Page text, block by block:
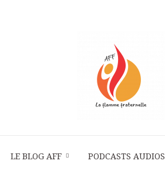
La
LE BLOG AFF PODCASTS AUDIOS